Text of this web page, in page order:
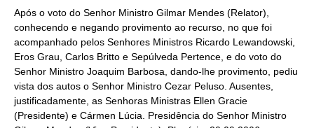
Após o voto do Senhor Ministro Gilmar Mendes (Relator),
conhecendo e negando provimento ao recurso, no que foi
acompanhado pelos Senhores Ministros Ricardo Lewandowski,
Eros Grau, Carlos Britto e Sepúlveda Pertence, e do voto do
Senhor Ministro Joaquim Barbosa, dando-lhe provimento, pediu
vista dos autos o Senhor Ministro Cezar Peluso. Ausentes,
justificadamente, as Senhoras Ministras Ellen Gracie
(Presidente) e Cármen Lúcia. Presidência do Senhor Ministro